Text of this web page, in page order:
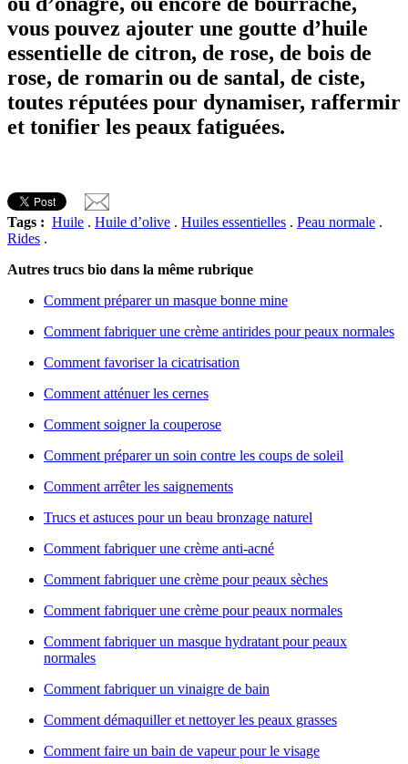
vous pouvez ajouter une goutte d’huile
essentielle de citron, de rose, de bois de
rose, de romarin ou de santal, de ciste,
toutes réputées pour dynamiser, raffermir
et tonifier les peaux fatiguées.
Tags : Huile . Huile d’olive . Huiles essentielles . Peau normale .
Rides .
Autres trucs bio dans la même rubrique
Comment préparer un masque bonne mine
Comment fabriquer une crème antirides pour peaux normales
Comment favoriser la cicatrisation
Comment atténuer les cernes
Comment soigner la couperose
Comment préparer un soin contre les coups de soleil
Comment arrêter les saignements
Trucs et astuces pour un beau bronzage naturel
Comment fabriquer une crème anti-acné
Comment fabriquer une crème pour peaux sèches
Comment fabriquer une crème pour peaux normales
Comment fabriquer un masque hydratant pour peaux
normales
Comment fabriquer un vinaigre de bain
Comment démaquiller et nettoyer les peaux grasses
Comment faire un bain de vapeur pour le visage